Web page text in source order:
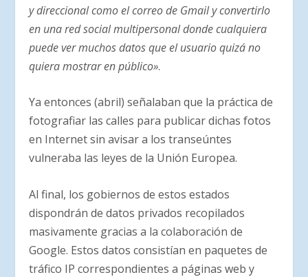
y direccional como el correo de Gmail y convertirlo
en una red social multipersonal donde cualquiera
puede ver muchos datos que el usuario quizá no
quiera mostrar en público».
Ya entonces (abril) señalaban que la práctica de
fotografiar las calles para publicar dichas fotos
en Internet sin avisar a los transeúntes
vulneraba las leyes de la Unión Europea.
Al final, los gobiernos de estos estados
dispondrán de datos privados recopilados
masivamente gracias a la colaboración de
Google. Estos datos consistían en paquetes de
tráfico IP correspondientes a páginas web y